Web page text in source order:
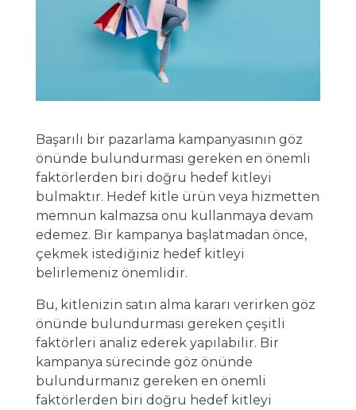
Başarılı bir pazarlama kampanyasının göz
önünde bulundurması gereken en önemli
faktörlerden biri doğru hedef kitleyi
bulmaktır. Hedef kitle ürün veya hizmetten
memnun kalmazsa onu kullanmaya devam
edemez. Bir kampanya başlatmadan önce,
çekmek istediğiniz hedef kitleyi
belirlemeniz önemlidir.
Bu, kitlenizin satın alma kararı verirken göz
önünde bulundurması gereken çeşitli
faktörleri analiz ederek yapılabilir. Bir
kampanya sürecinde göz önünde
bulundurmanız gereken en önemli
faktörlerden biri doğru hedef kitleyi